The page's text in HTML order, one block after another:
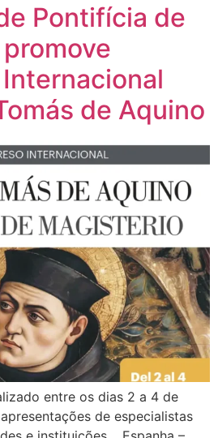
Pontifícia de
de Aquino
entre os dias 2 a 4 de
de especialistas